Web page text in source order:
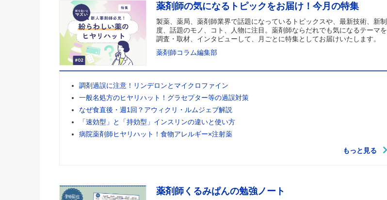
薬剤師の気になるトピックをお届け！今月の特集
製薬、薬局、薬剤師業界で話題になっているトピックスや、最新技術、新制
度、話題のモノ、コト、人物に注目。薬剤師ならだれでも気になるテーマを
調査・取材、インタビューして、月ごとに特集としてお届けいたします。
薬剤師コラム編集部
調剤過誤に注意！リンデロンとマイクロファイン
一般名処方のヒヤリハット！グラセプター等の過誤対策
なぜ食直後・週1回？アウィクリ・ルムジェブ解説
「速効型」と「持効型」インスリンの違いと使い方
病院薬剤師ヒヤリハット！食物アレルギー×注射薬
もっと見る
薬剤師くるみぱんの勉強ノート